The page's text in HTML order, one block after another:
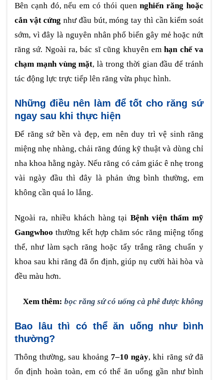
Bên cạnh đó, nếu em có thói quennghiến răng hoặc
cắn vật cứng như đầu bút, móng tay thì cần kiểm soát
sớm, vì đây là nguyên nhân phổ biến gây mẻ hoặc nứt
răng sứ. Ngoài ra, bác sĩ cũng khuyên emhạn chế va
chạm mạnh vùng mặt, là trong thời gian đầu để tránh
tác động lực trực tiếp lên răng vừa phục hình.
Những điều nên làm để tốt cho răng sứ
ngay sau khi thực hiện
Để răng sứ bền và đẹp, em nên duy trì vệ sinh răng
miệng nhẹ nhàng, chải răng đúng kỹ thuật và dùng chỉ
nha khoa hằng ngày. Nếu răng có cảm giác ê nhẹ trong
vài ngày đầu thì đây là phản ứng bình thường, em
không cần quá lo lắng.
Ngoài ra, nhiều khách hàng tạiBệnh viện thẩm mỹ
Gangwhoo thường kết hợp chăm sóc răng miệng tổng
thể, như làm sạch răng hoặc tẩy trắng răng chuẩn y
khoa sau khi răng đã ổn định, giúp nụ cười hài hòa và
đều màu hơn.
Xem thêm: bọc răng sứ có uống cà phê được không
Bao lâu thì có thể ăn uống như bình
thường?
Thông thường, sau khoảng 7–10 ngày, khi răng sứ đã
ổn định hoàn toàn, em có thể ăn uống gần như bình